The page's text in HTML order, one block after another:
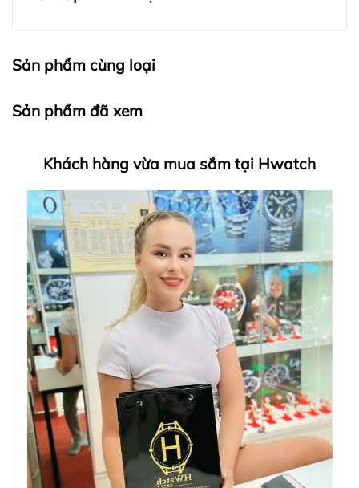
HWATCH Chuyên Nhập khẩu Và Phân Phối Các Loại
Đồng Hồ Chính Hãng
HWATCH Chuyên Nhập khẩu Và Phân Phối Các Loại
Hwatch Chuyên Nhập khẩu Và Phân Phối Các Loại
Đồng Hồ Chính Hãng
Hwatch Chuyên Nhập khẩu Và Phân Phối Các Loại
Đồng Hồ Chính Hãng
Sản phẩm cùng loại
Sản phẩm đã xem
Khách hàng vừa mua sắm tại Hwatch